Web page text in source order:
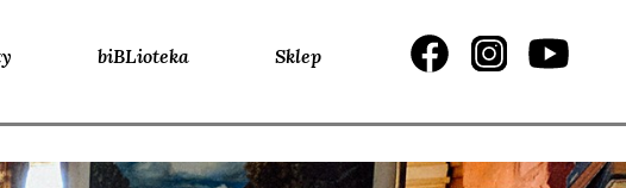
biBLioteka Sklep